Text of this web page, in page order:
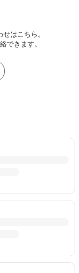
はこちら。
できます。